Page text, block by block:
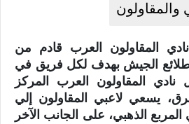
والمقاولون
المقاولون العرب قادم من
طلائع الجيش بهدف لكل فريق في
نادي المقاولون العرب المركز
يسعي لاعبي المقاولون إلي
الذهبي، على الجانب الآخر